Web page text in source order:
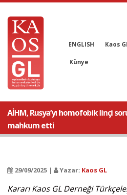
ENGLISH Kaos
Künye
AİHM, Rusya’yı homofobik linçi
mahkum etti
29/09/2025 | Yazar: Kaos GL
Kararı Kaos GL Derneği